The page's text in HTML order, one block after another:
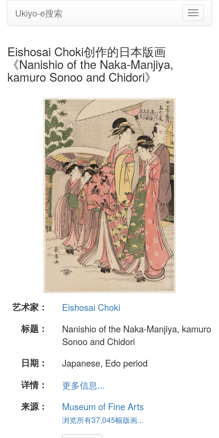
切
换
Ukiyo-e搜索
Eishosai Choki创作的日本版画
《Nanishio of the Naka-Manjiya,
kamuro Sonoo and Chidori》
艺术家：
Eishosai Choki
标题：
Nanishio of the Naka-Manjiya, kamuro
Sonoo and Chidori
日期：
Japanese, Edo period
详情：
更多信息...
来源：
Museum of Fine Arts
浏览所有37,045幅版画...